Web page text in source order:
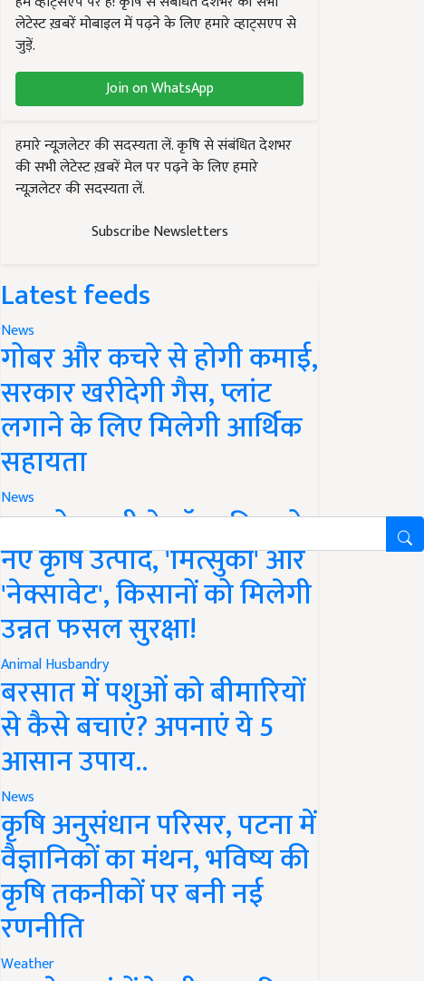
लेटेस्ट ख़बरें मोबाइल में पढ़ने के लिए हमारे व्हाट्सएप से
जुड़ें.
Join on WhatsApp
हमारे न्यूज़लेटर की सदस्यता लें. कृषि से संबंधित देशभर
की सभी लेटेस्ट ख़बरें मेल पर पढ़ने के लिए हमारे
न्यूज़लेटर की सदस्यता लें.
Subscribe Newsletters
Latest feeds
News
गोबर और कचरे से होगी कमाई,
सरकार खरीदेगी गैस, प्लांट
लगाने के लिए मिलेगी आर्थिक
सहायता
News
इफको-एमसी ने लॉन्च किए दो
नए कृषि उत्पाद, 'मित्सुकी' और
'नेक्सावेट', किसानों को मिलेगी
उन्नत फसल सुरक्षा!
Animal Husbandry
बरसात में पशुओं को बीमारियों
से कैसे बचाएं? अपनाएं ये 5
आसान उपाय..
News
कृषि अनुसंधान परिसर, पटना में
वैज्ञानिकों का मंथन, भविष्य की
कृषि तकनीकों पर बनी नई
रणनीति
Weather